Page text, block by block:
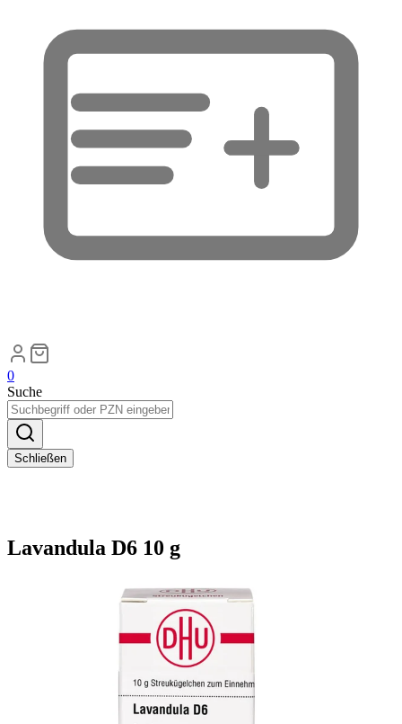
0
Suche
Schließen
Lavandula D6 10 g